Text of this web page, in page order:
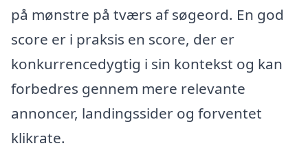
på mønstre på tværs af søgeord. En god
score er i praksis en score, der er
konkurrencedygtig i sin kontekst og kan
forbedres gennem mere relevante
annoncer, landingssider og forventet
klikrate.